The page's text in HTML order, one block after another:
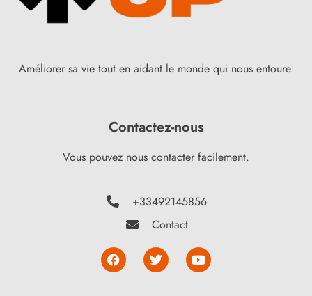
Améliorer sa vie tout en aidant le monde qui nous entoure.
Contactez-nous
Vous pouvez nous contacter facilement.
+33492145856
Contact